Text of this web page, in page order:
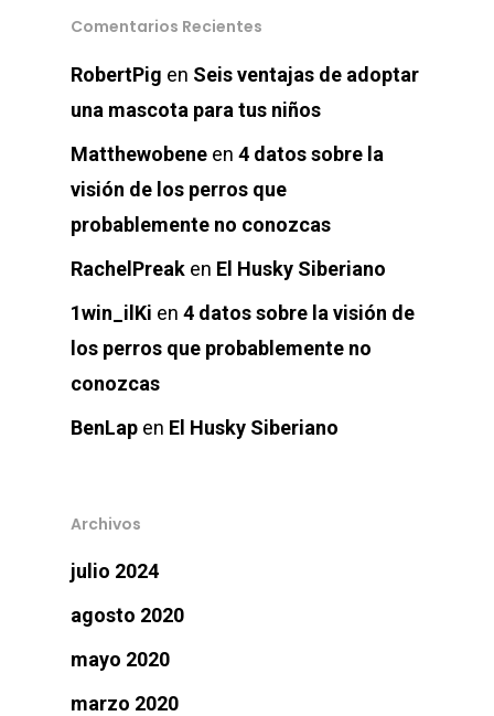
Comentarios Recientes
RobertPig en Seis ventajas de adoptar
una mascota para tus niños
Matthewobene en 4 datos sobre la
visión de los perros que
probablemente no conozcas
RachelPreak en El Husky Siberiano
1win_ilKi en 4 datos sobre la visión de
los perros que probablemente no
conozcas
BenLap en El Husky Siberiano
Archivos
julio 2024
agosto 2020
mayo 2020
marzo 2020
Productos
Blog
Donde